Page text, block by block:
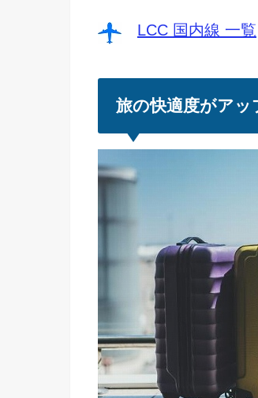
LCC 国内線 一覧
旅の快適度がア